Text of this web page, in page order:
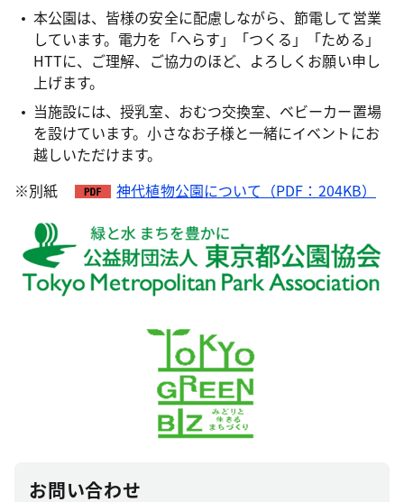
本公園は、皆様の安全に配慮しながら、節電して営業
しています。電力を「へらす」「つくる」「ためる」
HTTに、ご理解、ご協力のほど、よろしくお願い申し
上げます。
当施設には、授乳室、おむつ交換室、ベビーカー置場
を設けています。小さなお子様と一緒にイベントにお
越しいただけます。
※別紙
神代植物公園について（PDF：204KB）
お問い合わせ